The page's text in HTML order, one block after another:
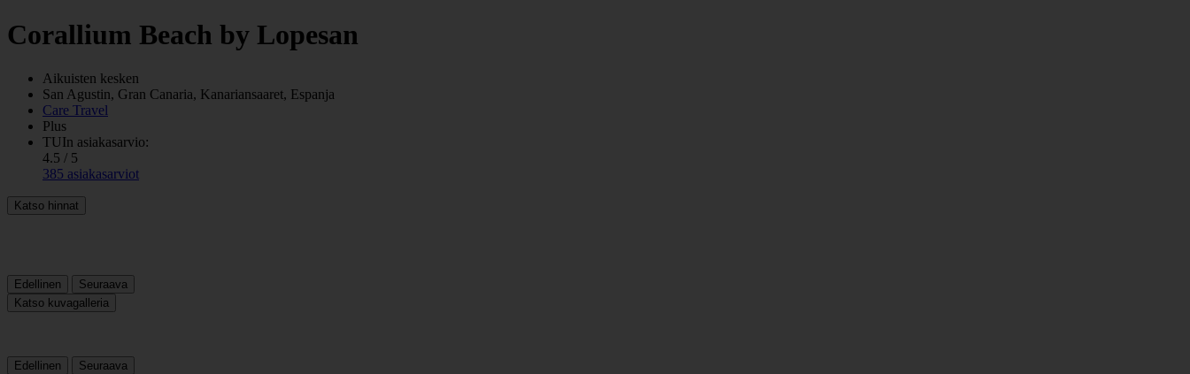
Corallium Beach by Lopesan
Aikuisten kesken
San Agustin, Gran Canaria, Kanariansaaret, Espanja
Care Travel
Plus
TUIn asiakasarvio:
4.5 / 5
385 asiakasarviot
Katso hinnat
Edellinen
Seuraava
Katso kuvagalleria
Edellinen Seuraava